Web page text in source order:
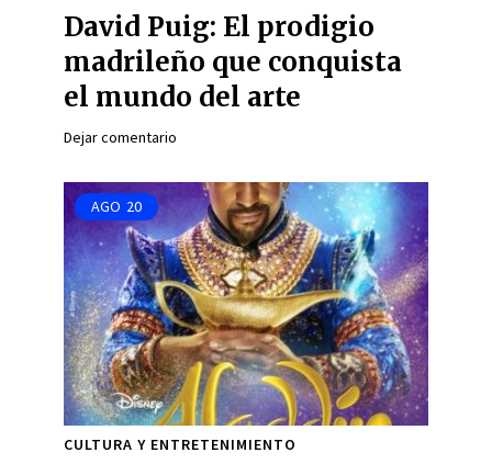
David Puig: El prodigio
madrileño que conquista
el mundo del arte
Dejar comentario
AGO 20
CULTURA Y ENTRETENIMIENTO